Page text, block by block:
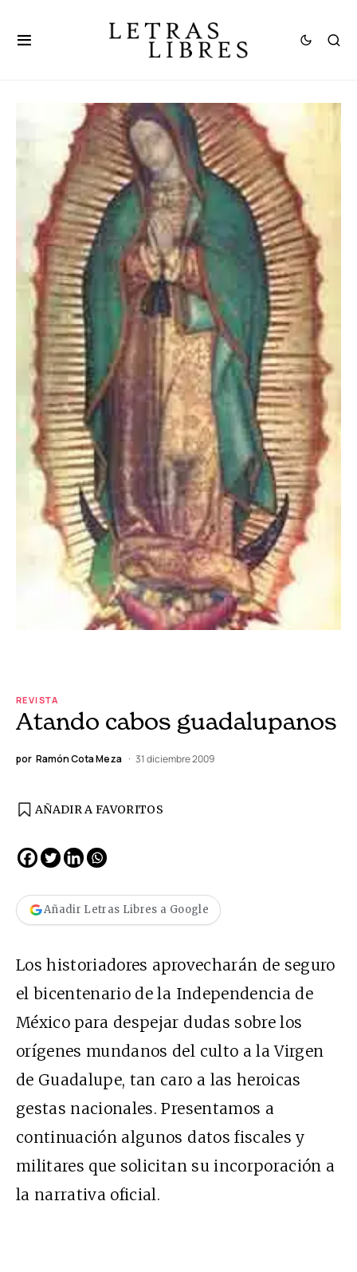
REVISTA
Atando cabos guadalupanos
por Ramón Cota Meza 31 diciembre 2009
AÑADIR A FAVORITOS
Añadir Letras Libres a Google
Los historiadores aprovecharán de seguro
el bicentenario de la Independencia de
México para despejar dudas sobre los
orígenes mundanos del culto a la Virgen
de Guadalupe, tan caro a las heroicas
gestas nacionales. Presentamos a
continuación algunos datos fiscales y
militares que solicitan su incorporación a
la narrativa oficial.